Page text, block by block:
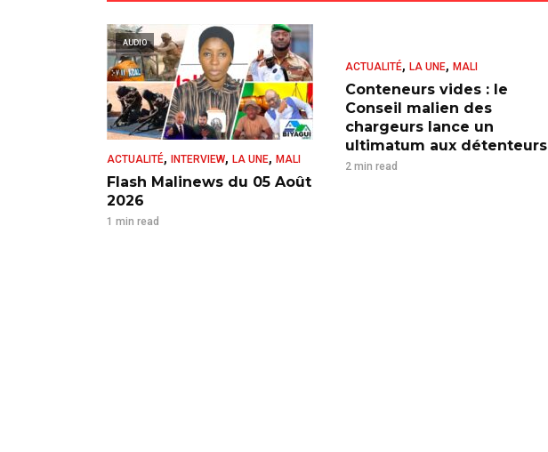
AUDIO
ACTUALITÉ, INTERVIEW, LA UNE, MALI
Flash Malinews du 05 Août
2026
1 min read
ACTUALITÉ, LA UNE, MALI
Conteneurs vides : le
Conseil malien des
chargeurs lance un
ultimatum aux détenteurs
2 min read